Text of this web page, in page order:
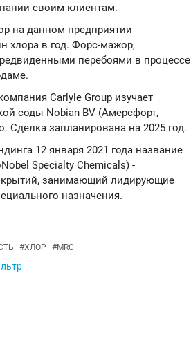
своим клиентам.
на данном предприятии
хлора в год. Форс-мажор,
перебоями в процессе
Carlyle Group изучает
соды Nobian BV (Амерсфорт,
запланирована на 2025 год.
12 января 2021 года название
Specialty Chemicals) -
занимающий лидирующие
назначения.
#ХЛОР #MRC